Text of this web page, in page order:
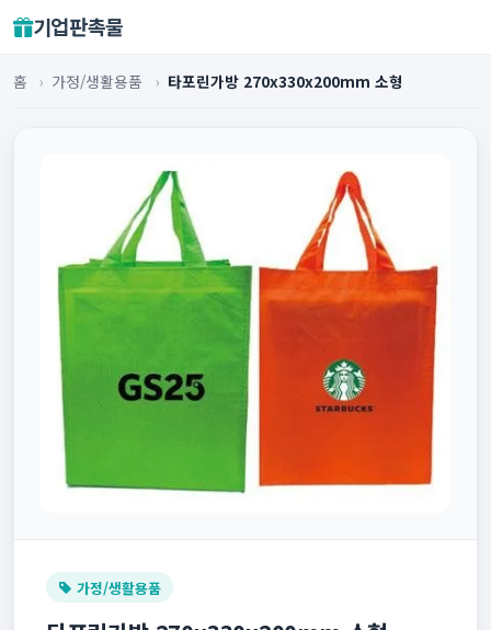
기업판촉물
홈 › 가정/생활용품 › 타포린가방 270x330x200mm 소형
가정/생활용품